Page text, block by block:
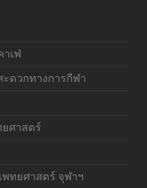
เฟ่
ดวกทางการกีฬา
ศาสตร์
ทยศาสตร์ จุฬาฯ